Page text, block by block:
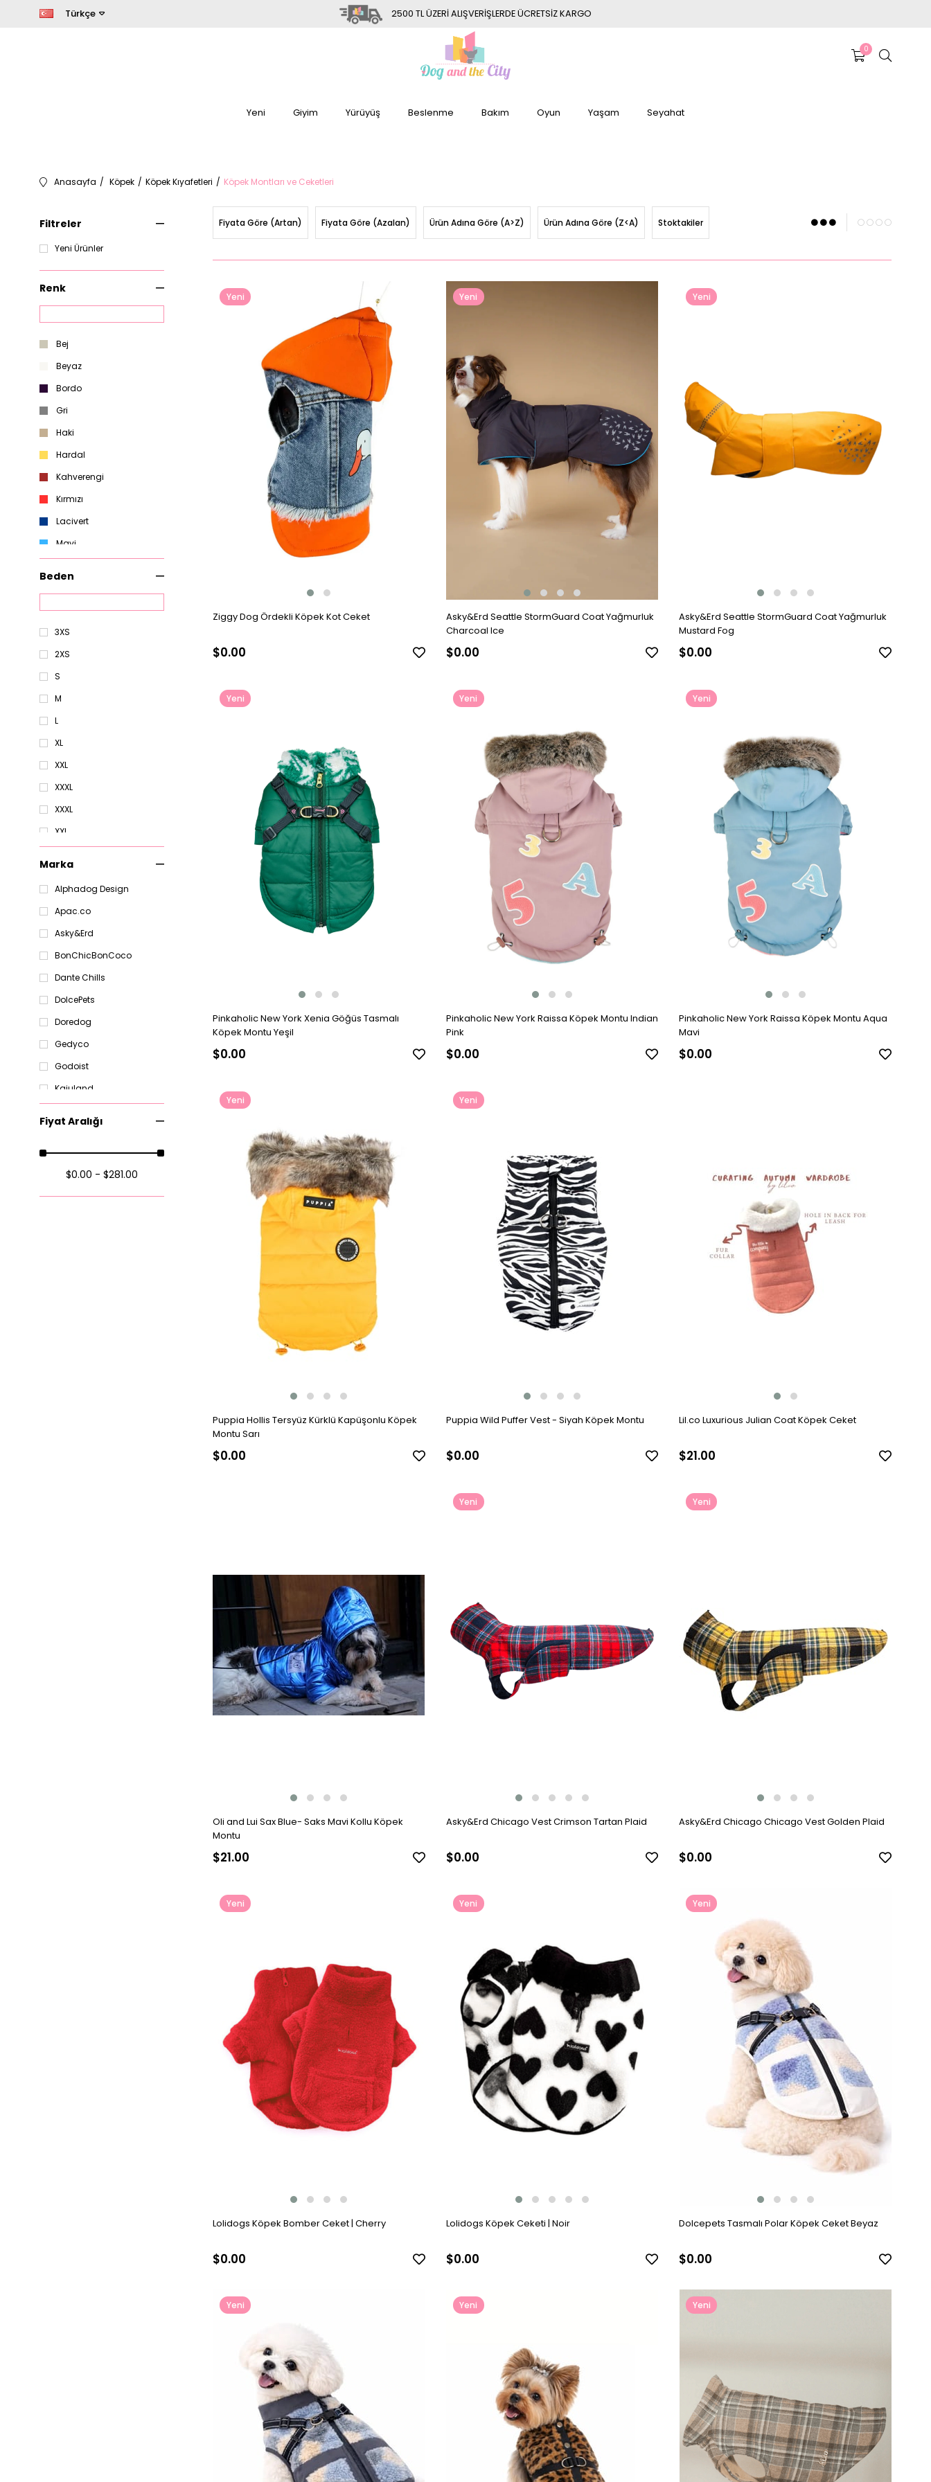
2500 TL ÜZERİ ALIŞVERİŞLERDE ÜCRETSİZ KARGO
Türkçe
0
Yeni Giyim Yürüyüş Beslenme Bakım Oyun Yaşam Seyahat
Anasayfa Köpek Köpek Kıyafetleri Köpek Montları ve Ceketleri
Filtreler
Yeni Ürünler
Renk
Bej
Beyaz
Bordo
Gri
Haki
Hardal
Kahverengi
Kırmızı
Lacivert
Mavi
Sarı
Siyah
Turuncu
Beden
3XS
2XS
S
M
L
XL
XXL
XXXL
XXXL
XXL
M
Marka
Alphadog Design
Apac.co
Asky&Erd
BonChicBonCoco
Dante Chills
DolcePets
Doredog
Gedyco
Godoist
Kajuland
Little monsters
Lolidogs
Lorico
Fiyat Aralığı
$0.00 - $281.00
Fiyata Göre (Artan) Fiyata Göre (Azalan) Ürün Adına Göre (A>Z) Ürün Adına Göre (Z<A) Stoktakiler
Ziggy Dog Ördekli Köpek Kot Ceket
$0.00
Yeni
Asky&Erd Seattle StormGuard Coat Yağmurluk
Charcoal Ice
$0.00
Yeni
Asky&Erd Seattle StormGuard Coat Yağmurluk
Mustard Fog
$0.00
Yeni
Pinkaholic New York Xenia Göğüs Tasmalı
Köpek Montu Yeşil
$0.00
Yeni
Pinkaholic New York Raissa Köpek Montu Indian
Pink
$0.00
Yeni
Pinkaholic New York Raissa Köpek Montu Aqua
Mavi
$0.00
Yeni
Puppia Hollis Tersyüz Kürklü Kapüşonlu Köpek
Montu Sarı
$0.00
Yeni
Puppia Wild Puffer Vest - Siyah Köpek Montu
$0.00
Yeni
Lil.co Luxurious Julian Coat Köpek Ceket
$21.00
Oli and Lui Sax Blue- Saks Mavi Kollu Köpek
Montu
$21.00
Asky&Erd Chicago Vest Crimson Tartan Plaid
$0.00
Yeni
Asky&Erd Chicago Chicago Vest Golden Plaid
$0.00
Yeni
Lolidogs Köpek Bomber Ceket | Cherry
$0.00
Yeni
Lolidogs Köpek Ceketi | Noir
$0.00
Yeni
Dolcepets Tasmalı Polar Köpek Ceket Beyaz
$0.00
Yeni
Yeni
Yeni
Yeni